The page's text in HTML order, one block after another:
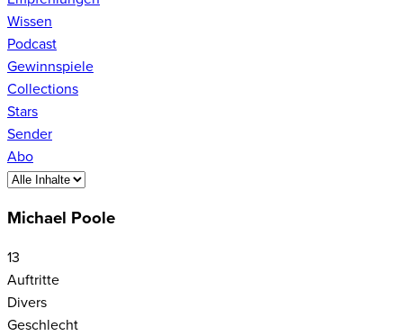
Wissen
Podcast
Gewinnspiele
Collections
Stars
Sender
Abo
Michael Poole
13
Auftritte
Divers
Geschlecht